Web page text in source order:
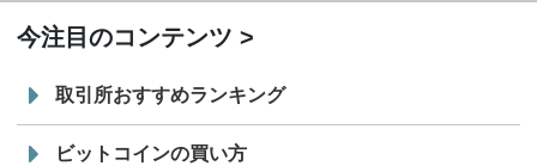
今注目のコンテンツ
取引所おすすめランキング
ビットコインの買い方